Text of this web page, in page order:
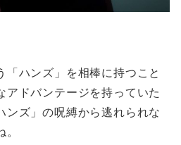
「ハンズ」を相棒に持つこと
アドバンテージを持っていた
ズ」の呪縛から逃れられな